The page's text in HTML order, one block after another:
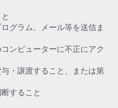
グラム、メール等を送信ま
ンピューターに不正にアク
・譲渡すること、または第
すること